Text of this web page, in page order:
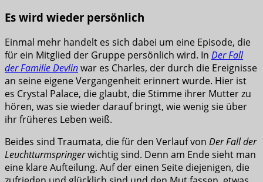
Es wird wieder persönlich
Einmal mehr handelt es sich dabei um eine Episode, die
für ein Mitglied der Gruppe persönlich wird. In Der Fall
der Familie Devlinwar es Charles, der durch die Ereignisse
an seine eigene Vergangenheit erinnert wurde. Hier ist
es Crystal Palace, die glaubt, die Stimme ihrer Mutter zu
hören, was sie wieder darauf bringt, wie wenig sie über
ihr früheres Leben weiß.
Beides sind Traumata, die für den Verlauf von Der Fall der
Leuchtturmspringerwichtig sind. Denn am Ende sieht man
eine klare Aufteilung. Auf der einen Seite diejenigen, die